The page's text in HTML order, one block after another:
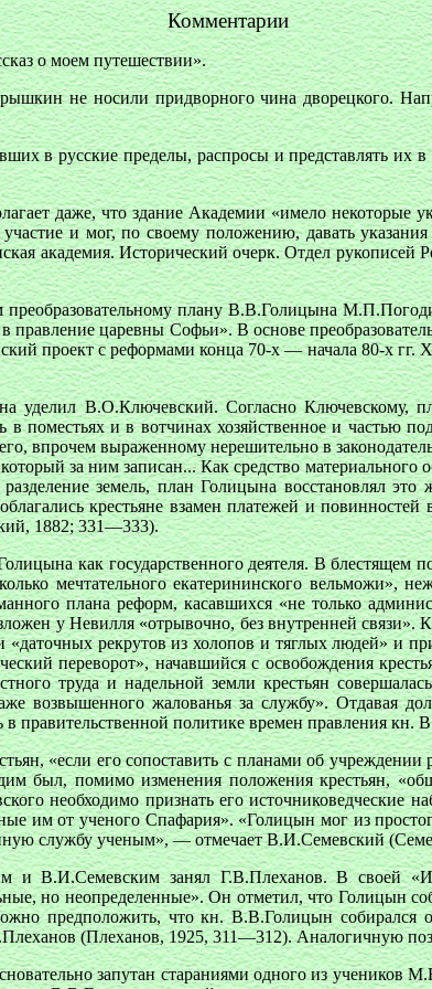
Комментарии
о моем путешествии».
не носили придворного чина дворецкого.
в русские пределы, распросы и представлять
даже, что здание Академии «имело
и мог, по своему положению, давать
академия. Исторический очерк. Отдел
плану В.В.Голицына
царевны Софьи». В основе
проект с реформами конца 70-х — начала 80-х
уделил В.О.Ключевский. Согласно Ключевскому,
поместьях и в вотчинах хозяйственное и частью
впрочем выраженному нерешительно в
за ним записан... Как средство
земель, план Голицына восстановлял
крестьяне взамен платежей и
1882; 331—333).
как государственного деятеля. В блестящем
мечтательного екатерининского
плана реформ, касавшихся «не только
у Невилля «отрывочно, без внутренней
рекрутов из холопов и тяглых людей» и
переворот», начавшийся с освобождения
труда и надельной земли крестьян
возвышенного жалованья за службу». Отдавая
в правительственной политике времен правления
«если его сопоставить с планами об
был, помимо изменения положения крестьян,
необходимо признать его источниковедческие
им от ученого Спафария». «Голицын мог из
службу ученым», — отмечает В.И.Семевский
В.И.Семевским занял Г.В.Плеханов. В своей
но неопределенные». Он отметил, что Голицын
предположить, что кн. В.В.Голицын собирался
(Плеханов, 1925, 311—312). Аналогичную
запутан стараниями одного из